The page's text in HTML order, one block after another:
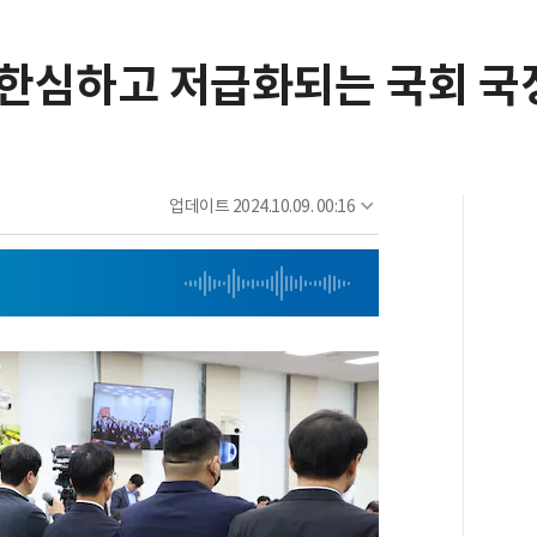
심하고 저급화되는 국회 국
업데이트 2024.10.09. 00:16